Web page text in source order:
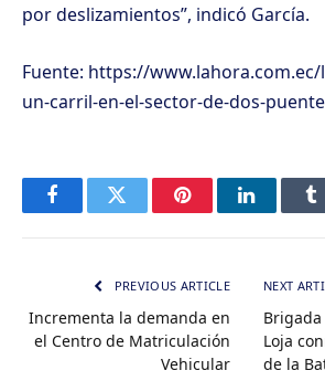
por deslizamientos”, indicó García.
Fuente: https://
un-carril-en-el-sector-de-dos-
FacebookTwitter PinterestLinkedIn
PREVIOUS ARTICLE
Incrementa la demanda en
el Centro de Matriculación
Vehicular
NEXT
Loja
de la